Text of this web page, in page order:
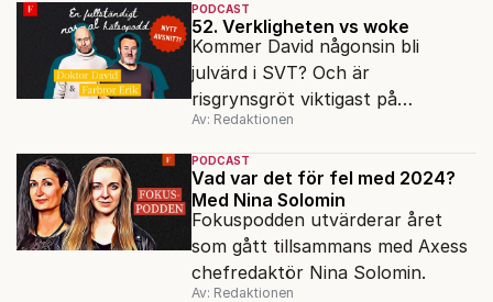
PODCAST
52. Verkligheten vs woke
Kommer David någonsin bli
julvärd i SVT? Och är
risgrynsgröt viktigast på
julbordet? Doktor David och
Farbror Erik ordinerar en riktigt
god jul till alla lyssnare.
Av: Redaktionen
PODCAST
Vad var det för fel med 2024?
Med Nina Solomin
Fokuspodden utvärderar året
som gått tillsammans med Axess
chefredaktör Nina Solomin.
Av: Redaktionen